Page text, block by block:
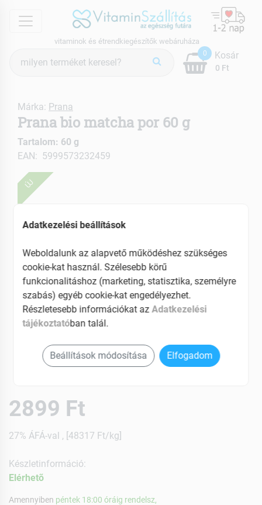
menu
vitaminok és étrendkiegészítők webáruháza
keresés
0
0 Ft
Kosár
ÚJ
Márka: Prana
Prana bio matcha por 60 g
Tartalom: 60 g
EAN: 5999573232459
2899 Ft
27% ÁFÁ-val , [48317 Ft/kg]
Készletinformáció:
Elérhetõ
Amennyiben péntek 18:00 óráig rendelsz,
Adatkezelési beállítások
Weboldalunk az alapvető működéshez szükséges
cookie-kat használ. Szélesebb körű
funkcionalitáshoz (marketing, statisztika, személyre
szabás) egyéb cookie-kat engedélyezhet.
Részletesebb információkat az Adatkezelési
tájékoztatóban talál.
Beállítások módosítása Elfogadom